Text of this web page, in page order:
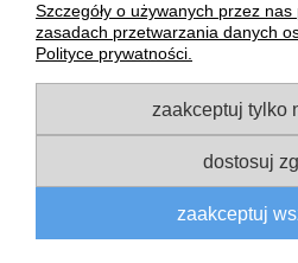
PŁATNOŚCI I
Szczegóły o używanych przez
zasadach przetwarzania danych
Polityce prywatności.
zaakceptuj tylko
dostosuj
zaakceptuj